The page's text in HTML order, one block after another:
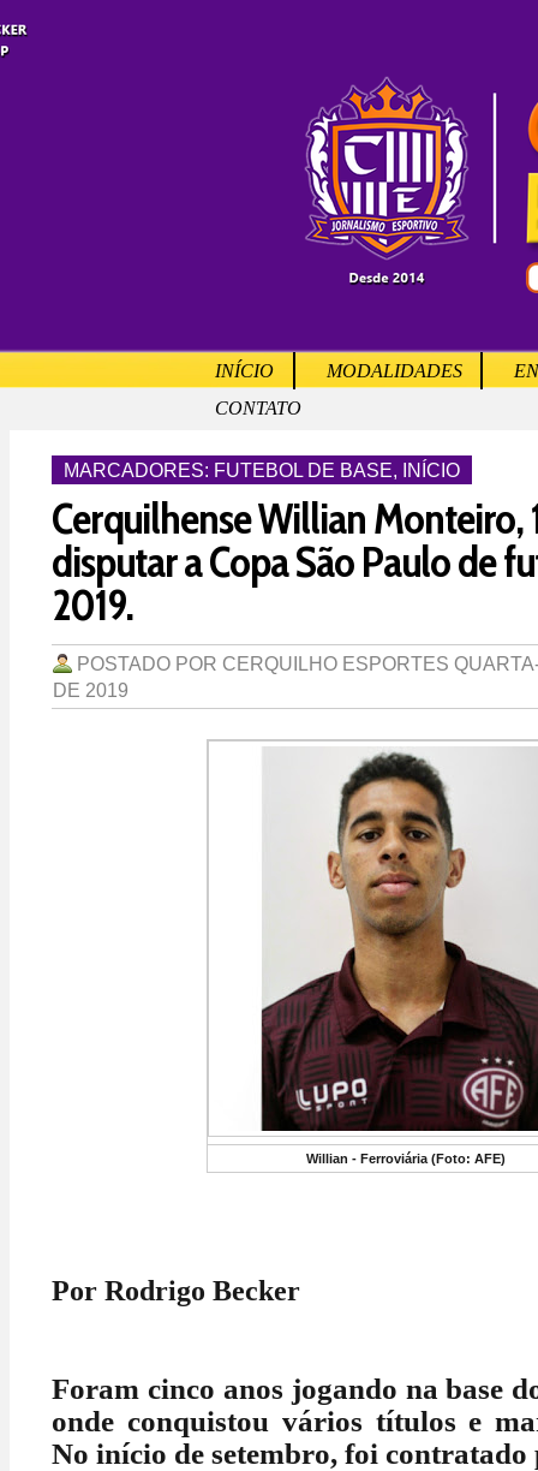
INÍCIO MODALIDADES
CONTATO
MARCADORES: FUTEBOL DE BASE, INÍCIO
Cerquilhense Willian Monteiro,
disputar a Copa São Paulo de
2019.
POSTADO POR CERQUILHO ESPORTES
DE 2019
Willian - Ferroviária (Foto: AFE)
Por Rodrigo Becker
Foram cinco anos jogando na base
onde conquistou vários títulos e
No início de setembro, foi